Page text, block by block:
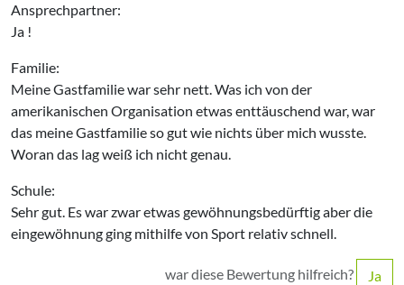
Ansprechpartner:
Ja !
Familie:
Meine Gastfamilie war sehr nett. Was ich von der
amerikanischen Organisation etwas enttäuschend war, war
das meine Gastfamilie so gut wie nichts über mich wusste.
Woran das lag weiß ich nicht genau.
Schule:
Sehr gut. Es war zwar etwas gewöhnungsbedürftig aber die
eingewöhnung ging mithilfe von Sport relativ schnell.
war diese Bewertung hilfreich? Ja